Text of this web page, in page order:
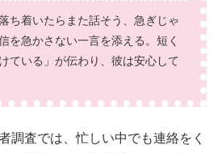
ち着いたらまた話そう、急ぎじゃ
を急かさない一言を添える。短く
ている」が伝わり、彼は安心して
調査では、忙しい中でも連絡をく